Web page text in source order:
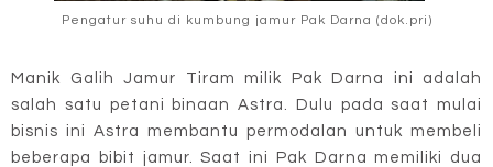
Pengatur suhu di kumbung jamur Pak Darna (dok.pri)
Manik Galih Jamur Tiram milik Pak Darna ini adalah
salah satu petani binaan Astra. Dulu pada saat mulai
bisnis ini Astra membantu permodalan untuk membeli
beberapa bibit jamur. Saat ini Pak Darna memiliki dua